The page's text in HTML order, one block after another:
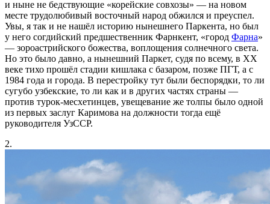
и ныне не бедствующие «корейские совхозы» — на новом
месте трудолюбивый восточный народ обжился и преуспел.
Увы, я так и не нашёл историю нынешнего Паркента, но был
у него согдийский предшественник Фарнкент, «город Фарна»
— зороастрийского божества, воплощения солнечного света.
Но это было давно, а нынешний Паркет, судя по всему, в ХХ
веке тихо прошёл стадии кишлака с базаром, позже ПГТ, а с
1984 года и города. В перестройку тут были беспорядки, то ли
сугубо узбекские, то ли как и в других частях страны —
против турок-месхетинцев, увещевание же толпы было одной
из первых заслуг Каримова на должности тогда ещё
руководителя УзССР.
2.